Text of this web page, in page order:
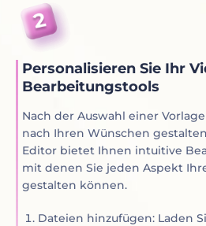
Personalisieren Sie Ihr
Bearbeitungstools
Nach der Auswahl einer
nach Ihren Wünschen
Editor bietet Ihnen intuitive
mit denen Sie jeden Aspekt
gestalten können.
Dateien hinzufügen: Laden